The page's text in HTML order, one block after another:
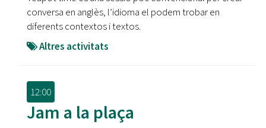
conversa en anglès, l’idioma el podem trobar en
diferents contextos i textos.
Altres activitats
12:00
Jam a la plaça